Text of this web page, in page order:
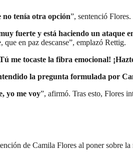
no tenía otra opción”, sentenció Flores.
fuerte y está haciendo un ataque
en paz descanse”, emplazó Rettig.
me tocaste la fibra emocional!
la pregunta formulada por
yo me voy”, afirmó. Tras esto, Flores
de Camila Flores al poner sobre la